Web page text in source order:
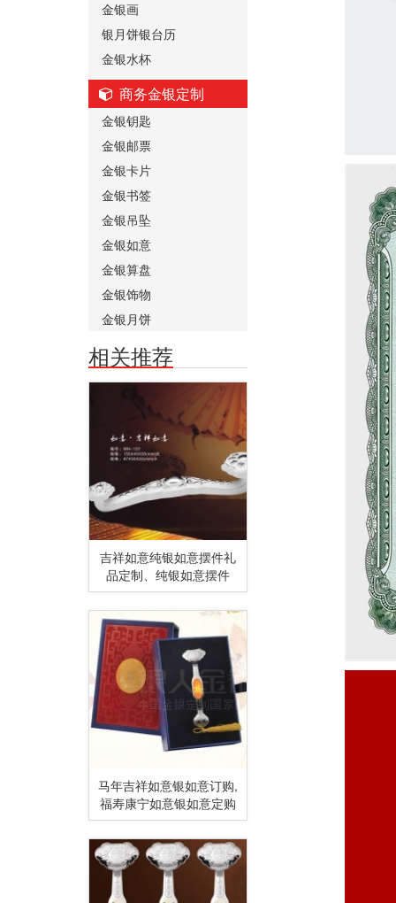
金银画
银月饼银台历
金银水杯
商务金银定制
金银钥匙
金银邮票
金银卡片
金银书签
金银吊坠
金银如意
金银算盘
金银饰物
金银月饼
相关推荐
吉祥如意纯银如意摆件礼
品定制、纯银如意摆件
马年吉祥如意银如意订购,
福寿康宁如意银如意定购